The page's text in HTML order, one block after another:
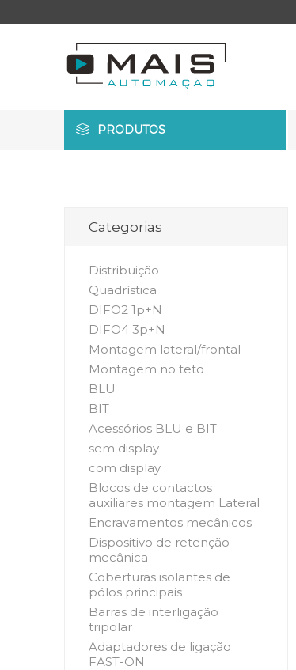
PRODUTOS
Categorias
Distribuição
Quadrística
DIFO2 1p+N
DIFO4 3p+N
Montagem lateral/frontal
Montagem no teto
BLU
BIT
Acessórios BLU e BIT
sem display
com display
Blocos de contactos
auxiliares montagem Lateral
Encravamentos mecânicos
Dispositivo de retenção
mecânica
Coberturas isolantes de
pólos principais
Barras de interligação
tripolar
Adaptadores de ligação
FAST-ON